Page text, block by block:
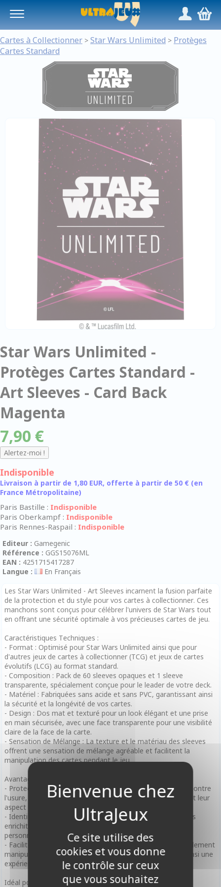
/,
Cartes à Collectionner > Star Wars Unlimited > Protèges
Cartes Standard
Star Wars Unlimited -
Protèges Cartes Standard -
Art Sleeves - Card Back
Magenta
7,90 €
Indisponible
Livraison à partir de 1,80 EUR, offerte à partir de 50 € (en
France Métropolitaine)
Paris Bastille : Indisponible
Paris Oberkampf : Indisponible
Paris Rennes-Raspail : Indisponible
Editeur : Gamegenic
Référence : GGS15076ML
EAN : 4251715417287
Langue :
En Français
Les Star Wars Unlimited - Art Sleeves incarnent la fusion parfaite
de la protection et du style pour vos cartes à collectionner. Ces
manchons sont conçus pour célébrer l'univers de Star Wars tout
en offrant une sécurité optimale à vos précieuses cartes de jeu.
Caractéristiques Techniques :
- Format : Optimisé pour Star Wars Unlimited ainsi que pour
d'autres jeux de cartes à collectionner (TCG) et jeux de cartes
évolutifs (LCG) au format standard.
- Composition : Pack de 60 sleeves opaques et 1 sleeve
transparente, spécialement conçue pour le leader de votre deck.
- Matériel : Fabriquées sans acide et sans PVC, garantissant ainsi
la sécurité et la longévité de vos cartes.
- Design : Dos mat et texturé pour un look élégant et une prise
en main sécurisée, avec une face transparente pour une visibilité
claire de la face de la carte.
- Sensation de Mélange : La texture et le matériau des sleeves
offrent une sensation de mélange agréable et facilitent la
manipulation des cartes pendant le jeu.
Avantages :
- Protection Améliorée : Les sleeves protègent les cartes contre
l'usure, la saleté et l'humidité, prolongeant leur durabilité et leur
aspect neuf.
- Identité Visuelle : Le design unique et attractif des sleeves
enrichit l'expérience de jeu et permet aux joueurs de
personnaliser leur deck avec style.
- Facilité d'Usage : Ces sleeves sont conçues pour être facilement
manipulables lors du mélange et pendant le jeu, offrant ainsi une
expérience de jeu fluide et agréable.
Idéal pour :
Ce site utilise des
cookies et vous donne
le contrôle sur ceux
que vous souhaitez